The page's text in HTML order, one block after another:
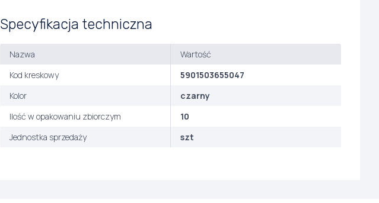
Specyfikacja techniczna
Nazwa
Wartość
Kod kreskowy
5901503655047
Kolor
czarny
Ilość w opakowaniu zbiorczym
10
Jednostka sprzedaży
szt